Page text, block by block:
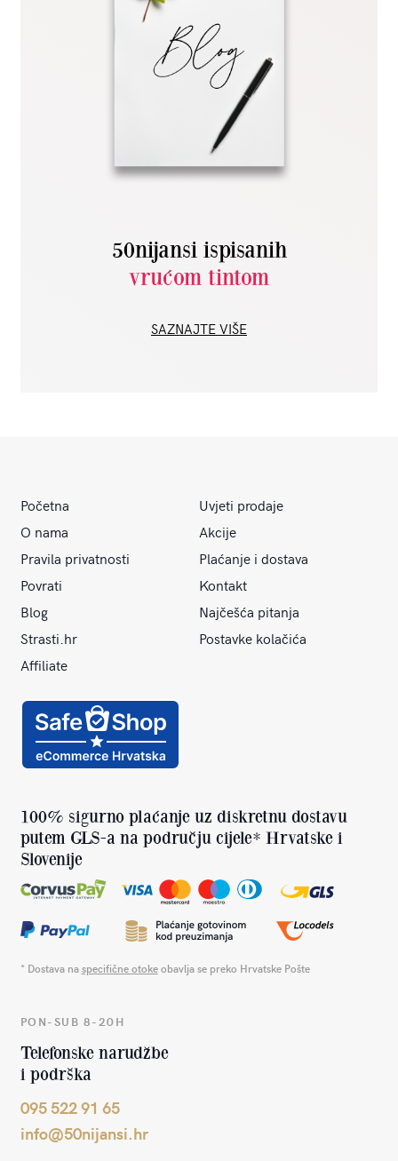
50nijansi ispisanih
vrućom tintom
SAZNAJTE VIŠE
Početna
Uvjeti prodaje
O nama
Akcije
Pravila privatnosti
Plaćanje i dostava
Povrati
Kontakt
Blog
Najčešća pitanja
Strasti.hr
Postavke kolačića
Affiliate
100% sigurno plaćanje uz diskretnu dostavu
putem GLS-a na području cijele* Hrvatske i
Slovenije
* Dostava naspecifične otokeobavlja se preko Hrvatske Pošte
PON-SUB 8-20H
Telefonske narudžbe
i podrška
095 522 91 65
info@50nijansi.hr